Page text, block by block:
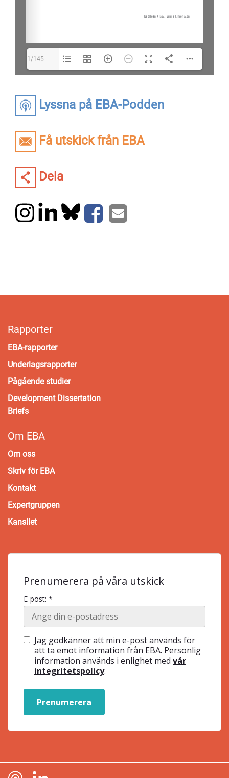
Lyssna på EBA-Podden
Få utskick från EBA
Dela
1/145
Rapporter
EBA-rapporter
Underlagsrapporter
Pågående studier
Development Dissertation
Briefs
Om EBA
Om oss
Skriv för EBA
Kontakt
Expertgruppen
Kansliet
Prenumerera på våra utskick
E-post: *
Jag godkänner att min e-post används för
att ta emot information från EBA. Personlig
information används i enlighet med vår
integritetspolicy.
Prenumerera